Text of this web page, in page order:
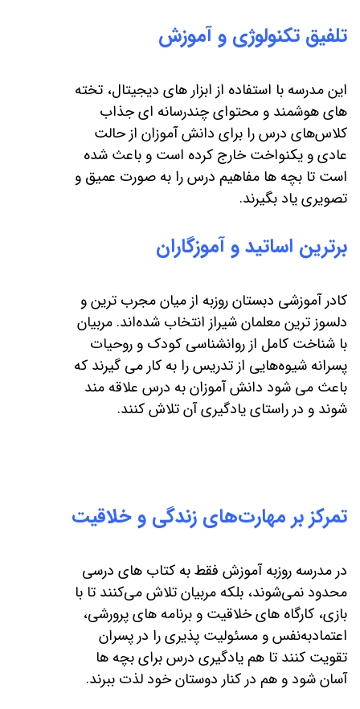
تلفیق تکنولوژی و آموزش
این مدرسه با استفاده از ابزار های دیجیتال، تخته‌
های هوشمند و محتوای چندرسانه‌ ای جذاب
کلاس‌های درس را برای دانش آموزان از حالت
عادی و یکنواخت خارج کرده است و باعث شده
است تا بچه ها مفاهیم درس را به صورت عمیق و
تصویری یاد بگیرند.
برترین اساتید و آموزگاران
کادر آموزشی دبستان روزبه از میان مجرب‌ ترین و
دلسوز ترین معلمان شیراز انتخاب شده‌اند. مربیان
با شناخت کامل از روانشناسی کودک و روحیات
پسرانه شیوه‌هایی از تدریس را به کار می‌ گیرند که
باعث می شود دانش آموزان به درس علاقه مند
شوند و در راستای یادگیری آن تلاش کنند.
تمرکز بر مهارت‌های زندگی و خلاقیت
در مدرسه روزبه آموزش فقط به کتاب‌ های درسی
محدود نمی‌شوند، بلکه مربیان تلاش می‌کنند تا با
بازی، کارگاه‌ های خلاقیت و برنامه‌ های پرورشی،
اعتمادبه‌نفس و مسئولیت‌ پذیری را در پسران
تقویت کنند تا هم یادگیری درس برای بچه ها
آسان شود و هم در کنار دوستان خود لذت ببرند.